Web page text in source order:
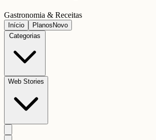
Gastronomia & Receitas
Início Planos Novo
Categorias
Web Stories